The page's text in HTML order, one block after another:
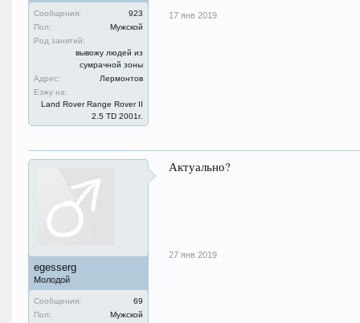
Сообщения:
923
Пол:
Мужской
Род занятий:
вывожу людей из
сумрачной зоны
Адрес:
Лермонтов
Езжу на:
Land Rover Range Rover II
2.5 TD 2001г.
17 янв 2019
egesserg
Молодой
Сообщения:
69
Пол:
Мужской
Актуально?
27 янв 2019